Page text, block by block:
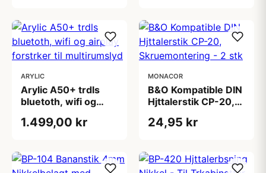
ARYLIC
Arylic A50+ trdls
bluetoth, wifi og
multirumslyd
1.499,00 kr
MONACOR
B&O Kompatible DIN
Hjttalerstik CP-20,
stk
24,95 kr